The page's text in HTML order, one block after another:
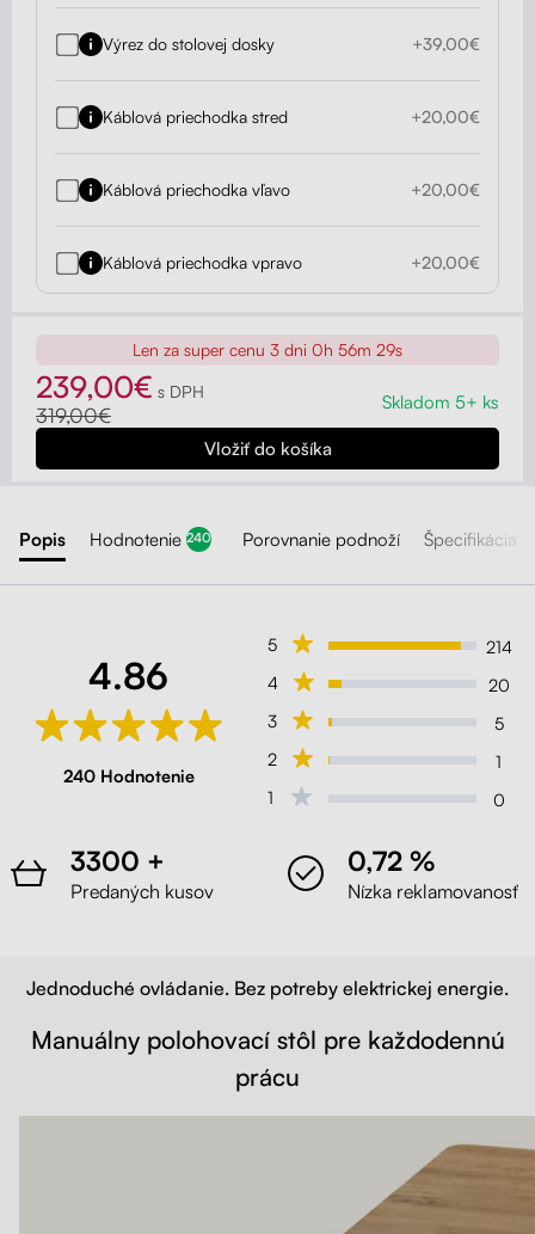
Výrez do stolovej dosky +39,00€
Káblová priechodka stred +20,00€
Káblová priechodka vľavo +20,00€
Káblová priechodka vpravo +20,00€
Len za super cenu3 dni 0h 56m 27s
239,00€ s DPH
319,00€
Skladom 5+ ks
Popis Hodnotenie 240 Porovnanie podnoží Špecifikácia
4.86
240 Hodnotenie
5
214
4
20
3
5
2
1
1
0
3300 +
Predaných kusov
0,72 %
Nízka reklamovanosť
Jednoduché ovládanie. Bez potreby elektrickej energie.
Manuálny polohovací stôl pre každodennú
prácu